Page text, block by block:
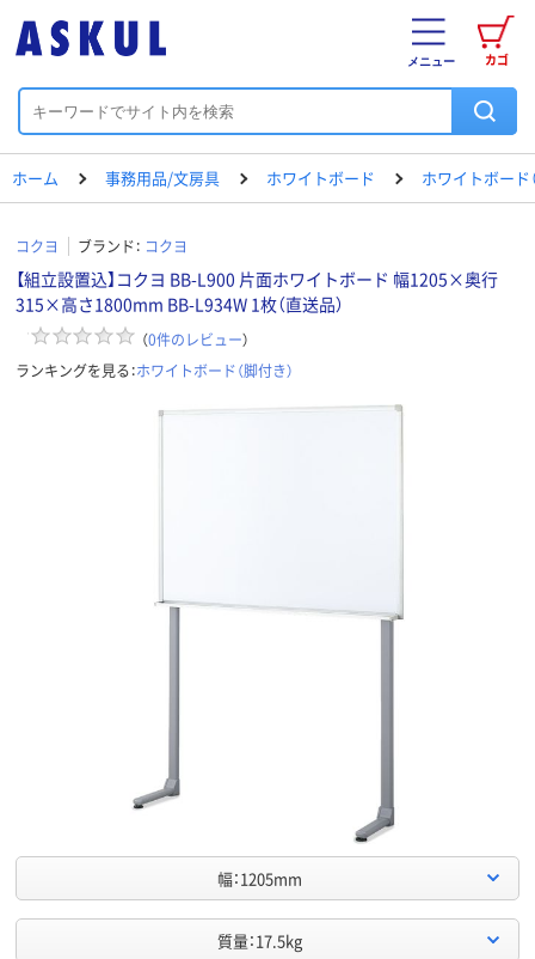
カゴ
メニュー
ホーム 事務用品/文房具 ホワイトボード ホワイトボード
コクヨ ブランド： コクヨ
【組立設置込】コクヨ BB-L900 片面ホワイトボード 幅1205×奥行
315×高さ1800mm BB-L934W 1枚（直送品）
（0件のレビュー）
ランキングを見る：ホワイトボード（脚付き）
幅：1205mm
質量：17.5kg